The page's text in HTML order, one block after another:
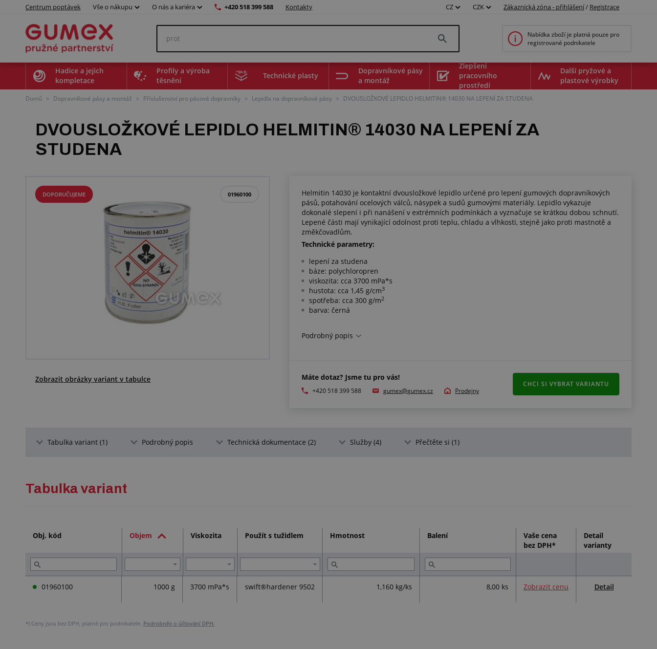
Centrum poptávek Vše o nákupu O nás a kariéra +420 518 399 588 Kontakty CZ CZK Zákaznická zóna - přihlášení/ Registrace
Nabídka zboží je platná pouze pro
registrované podnikatele
Hadice a jejich
kompletace
Profily a výroba
těsnění
Technické plasty
Dopravníkové pásy
a montáž
Zlepšení
pracovního
prostředí
Další pryžové a
plastové výrobky
Domů > Dopravníkové pásy a montáž > Příslušenství pro pásové dopravníky > Lepidla na dopravníkové pásy > DVOUSLOŽKOVÉ LEPIDLO HELMITIN® 14030 NA LEPENÍ ZA STUDENA
DVOUSLOŽKOVÉ LEPIDLO HELMITIN® 14030 NA LEPENÍ ZA
STUDENA
01960100
DOPORUČUJEME
Zobrazit obrázky variant v tabulce
Helmitin 14030 je kontaktní dvousložkové lepidlo určené pro lepení gumových dopravníkových
pásů, potahování ocelových válců, násypek a sudů gumovými materiály. Lepidlo vykazuje
dokonalé slepení i při nanášení v extrémních podmínkách a vyznačuje se krátkou dobou schnutí.
Lepené části mají vynikající odolnost proti teplu, chladu a vlhkosti, stejně jako proti mastnotě a
změkčovadlům.
Technické parametry:
lepení za studena
báze: polychloropren
viskozita: cca 3700 mPa*s
hustota: cca 1,45 g/cm3
spotřeba: cca 300 g/m2
barva: černá
Další informace:
Podrobný popis
Máte dotaz? Jsme tu pro vás!
+420 518 399 588 gumex@gumex.cz Prodejny
CHCI SI VYBRAT VARIANTU
Tabulka variant (1) Podrobný popis Technická dokumentace (2) Služby (4) Přečtěte si (1)
Tabulka variant
Obj. kód Objem Viskozita Použít s tužidlem Hmotnost Balení
Vaše cena
bez DPH*
Detail
varianty
01960100 1000 g 3700 mPa*s swift®hardener 9502 1,160 kg/ks 8,00 ks Zobrazit cenu Detail
*) Ceny jsou bez DPH, platné pro podnikatele. Podrobněji o účtování DPH.